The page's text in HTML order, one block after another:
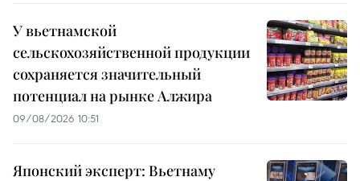
У вьетнамской
сельскохозяйственной продукции
сохраняется значительный
потенциал на рынке Алжира
09/08/2026 10:51
Японский эксперт: Вьетнаму